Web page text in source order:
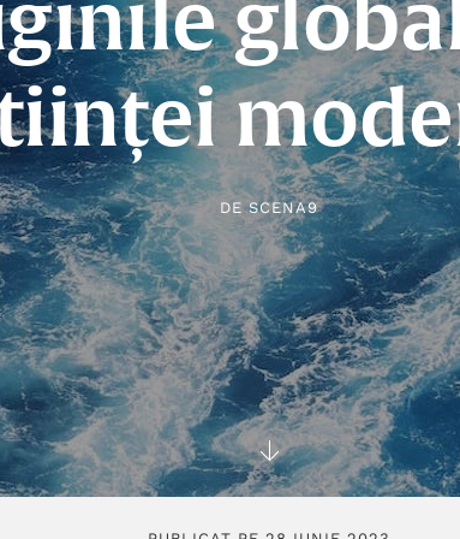
DESCENA9